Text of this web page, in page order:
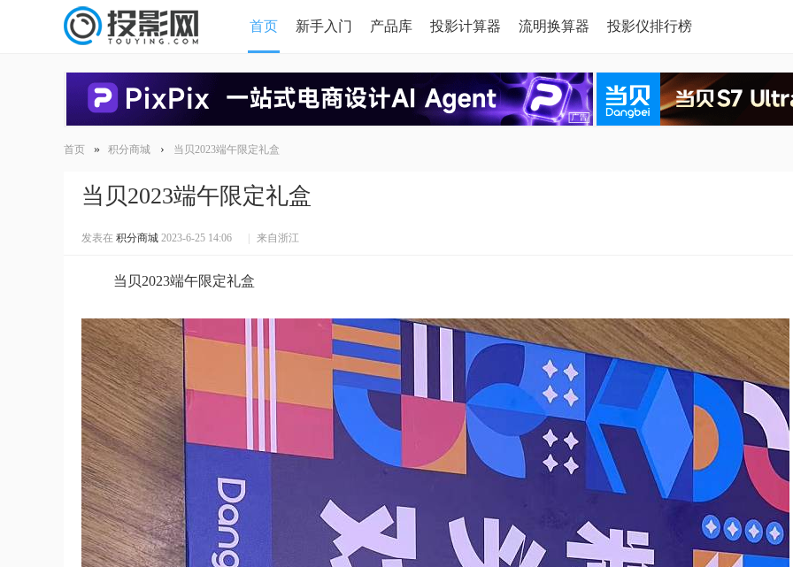
首页 新手入门 产品库 投影计算器 流明换算器 投影仪排行榜
HDMI版本对比
首页 » 积分商城 › 当贝2023端午限定礼盒
当贝2023端午限定礼盒
发表在 积分商城 2023-6-25 14:06 来自浙江
当贝2023端午限定礼盒